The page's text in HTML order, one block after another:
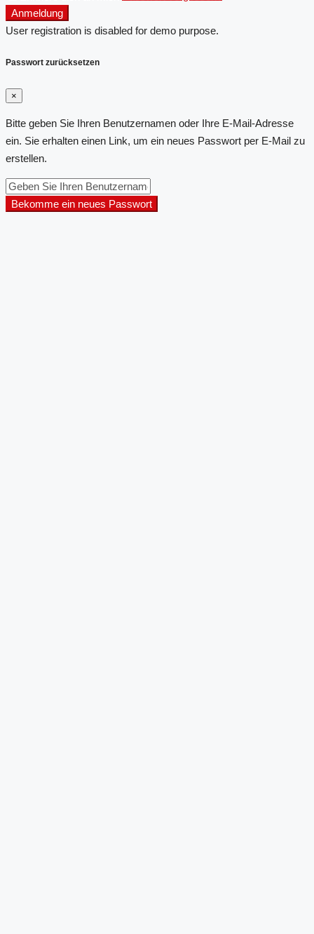
Anmeldung
User registration is disabled for demo purpose.
Passwort zurücksetzen
×
Bitte geben Sie Ihren Benutzernamen oder Ihre E-Mail-Adresse
ein. Sie erhalten einen Link, um ein neues Passwort per E-Mail zu
erstellen.
Bekomme ein neues Passwort